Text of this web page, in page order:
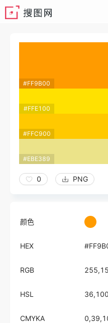
#FF9B00
#FFE100
#FFC900
#EBE389
0 PNG
颜色
HEX
RGB
HSL
CMYKA